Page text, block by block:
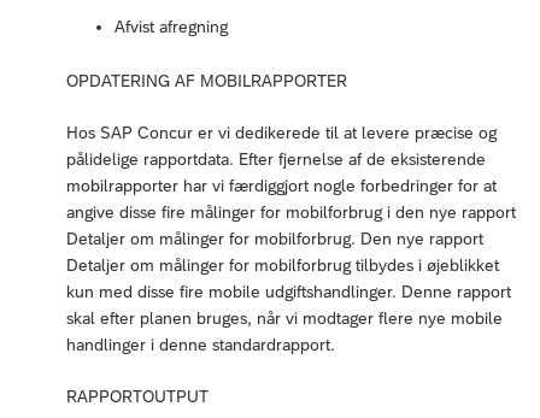
Afvist afregning
OPDATERING AF MOBILRAPPORTER
Hos SAP Concur er vi dedikerede til at levere præcise og
pålidelige rapportdata. Efter fjernelse af de eksisterende
mobilrapporter har vi færdiggjort nogle forbedringer for at
angive disse fire målinger for mobilforbrug i den nye rapport
Detaljer om målinger for mobilforbrug. Den nye rapport
Detaljer om målinger for mobilforbrug tilbydes i øjeblikket
kun med disse fire mobile udgiftshandlinger. Denne rapport
skal efter planen bruges, når vi modtager flere nye mobile
handlinger i denne standardrapport.
RAPPORTOUTPUT